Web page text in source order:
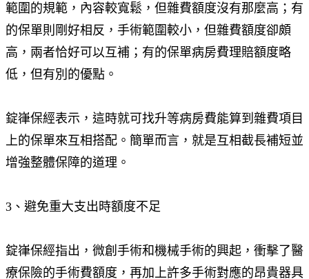
範圍的規範，內容較寬鬆，但雜費額度沒有那麼高；有
的保單則剛好相反，手術範圍較小，但雜費額度卻頗
高，兩者恰好可以互補；有的保單病房費理賠額度略
低，但有別的優點。
錠嵂保經表示，這時就可找升等病房費能算到雜費項目
上的保單來互相搭配。簡單而言，就是互相截長補短並
增強整體保障的道理。
3、避免重大支出時額度不足
錠嵂保經指出，微創手術和機械手術的興起，衝擊了醫
療保險的手術費額度，再加上許多手術對應的昂貴器具